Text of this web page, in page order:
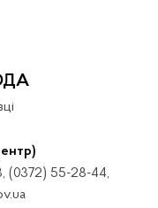
(0372) 55-28-44,